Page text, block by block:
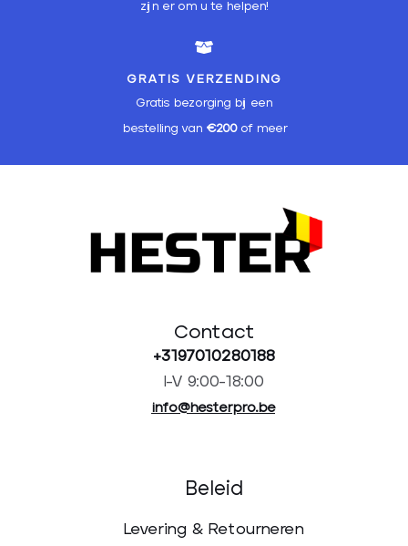
zijn er om u te helpen!
GRATIS VERZENDING
Gratis bezorging bij een
bestelling van €200of meer
Contact
+3197010280188
I-V 9:00-18:00
info@hesterpro.be
Beleid
Levering & Retourneren